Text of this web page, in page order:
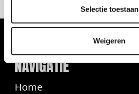
Selectie toestaan
Weigeren
NAVIGATIE
Home